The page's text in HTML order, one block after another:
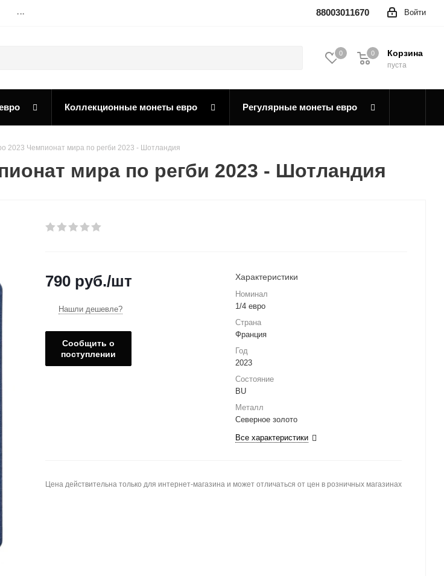
... Войти
88003011670
0 Корзина
0
пуста
0
Коллекционные монеты евро Регулярные монеты евро
2023 Чемпионат мира по регби 2023 - Шотландия
мира по регби 2023 - Шотландия
790 руб./шт
Нашли дешевле?
Сообщить о
поступлении
Характеристики
Номинал
1/4 евро
Страна
Франция
Год
2023
Состояние
BU
Металл
Северное золото
Все характеристики
Цена действительна только для интернет-магазина и может отличаться от цен в розничных магазинах